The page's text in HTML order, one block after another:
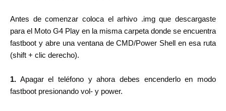
Antes de comenzar coloca el arhivo .img que descargaste
para el Moto G4 Play en la misma carpeta donde se encuentra
fastboot y abre una ventana de CMD/Power Shell en esa ruta
(shift + clic derecho).
1. Apagar el teléfono y ahora debes encenderlo en modo
fastboot presionando vol- y power.